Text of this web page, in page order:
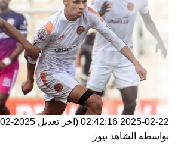
2025-02-22 02:42:16 (اخر تعديل 2025-02-22 02:42:16
بواسطة الشاهد نيوز